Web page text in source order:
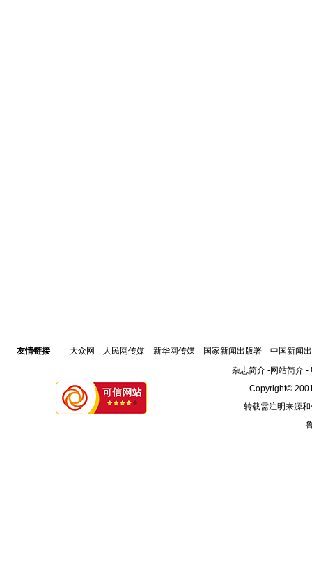
友情链接 大众网 人民网传媒 新华网传媒 国家新闻出版署
中国新闻
杂志简介-网站简介-
Copyright©
转载需注明来源